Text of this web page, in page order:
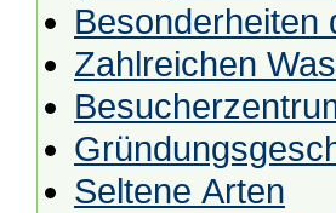
Besonderheiten
Zahlreichen
Seltene Arten